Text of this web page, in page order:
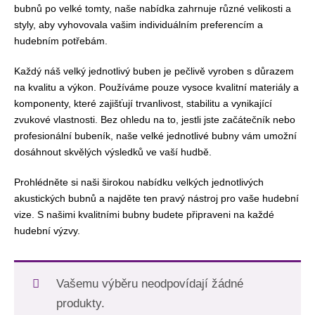
bubnů po velké tomty, naše nabídka zahrnuje různé velikosti a
styly, aby vyhovovala vašim individuálním preferencím a
hudebním potřebám.
Každý náš velký jednotlivý buben je pečlivě vyroben s důrazem
na kvalitu a výkon. Používáme pouze vysoce kvalitní materiály a
komponenty, které zajišťují trvanlivost, stabilitu a vynikající
zvukové vlastnosti. Bez ohledu na to, jestli jste začátečník nebo
profesionální bubeník, naše velké jednotlivé bubny vám umožní
dosáhnout skvělých výsledků ve vaší hudbě.
Prohlédněte si naši širokou nabídku velkých jednotlivých
akustických bubnů a najděte ten pravý nástroj pro vaše hudební
vize. S našimi kvalitními bubny budete připraveni na každé
hudební výzvy.
Vašemu výběru neodpovídají žádné
produkty.